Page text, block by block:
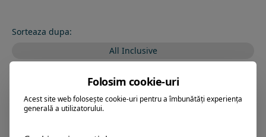
Sorteaza dupa:
All Inclusive
Exclusiv Paradis
Folosim cookie-uri
Acest site web folosește cookie-uri pentru a îmbunătăți experiența
generală a utilizatorului.